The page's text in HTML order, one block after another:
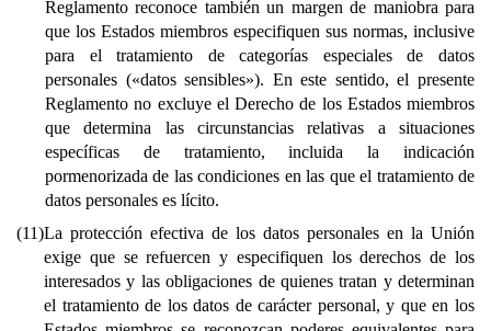
Reglamento reconoce también un margen de maniobra para
que los Estados miembros especifiquen sus normas, inclusive
para el tratamiento de categorías especiales de datos
personales («datos sensibles»). En este sentido, el presente
Reglamento no excluye el Derecho de los Estados miembros
que determina las circunstancias relativas a situaciones
específicas de tratamiento, incluida la indicación
pormenorizada de las condiciones en las que el tratamiento de
datos personales es lícito.
(11)La protección efectiva de los datos personales en la Unión
exige que se refuercen y especifiquen los derechos de los
interesados y las obligaciones de quienes tratan y determinan
el tratamiento de los datos de carácter personal, y que en los